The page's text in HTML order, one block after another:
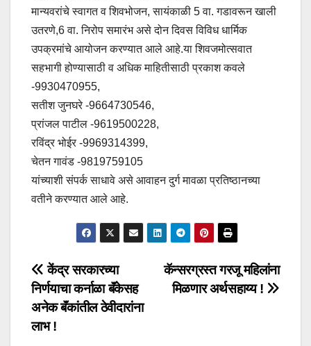
मान्यवरांचे स्वागत व शिवभोजन, सायंकाळी 5 वा. गडावरून खाली
उतरणे,6 वा. निरोप समारंभ असे दोन दिवस विविध धार्मिक
उपक्रमांचे आयोजन करण्यात आले आहे.या शिवजमोत्सवात
सहभागी होण्यासाठी व अधिक माहितीसाठी प्रकाश कवले
-9930470955,
सतीश जुनघरे -9664730546,
प्रांजल पाटील -9619500228,
रविंद्र भोईर -9969314399,
चेतन गावंड -9819759105
यांच्याशी संपर्क साधावे असे आवाहन दुर्ग मावळा प्रतिष्ठानच्या
वतीने करण्यात आले आहे.
Post
navigation
कॅन्सरग्रस्त गरजू महिलांना
मिळणार अर्थसहाय्य !
केंद्र सरकारच्या
निर्णयाचा कर्नाळा बॅंकेसह
अनेक बॅंकांतील ठेवीदारांना
लाभ !